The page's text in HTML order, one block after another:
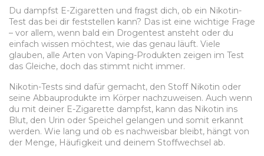
Du dampfst E-Zigaretten und fragst dich, ob ein Nikotin-
Test das bei dir feststellen kann? Das ist eine wichtige Frage
– vor allem, wenn bald ein Drogentest ansteht oder du
einfach wissen möchtest, wie das genau läuft. Viele
glauben, alle Arten von Vaping-Produkten zeigen im Test
das Gleiche, doch das stimmt nicht immer.
Nikotin-Tests sind dafür gemacht, den Stoff Nikotin oder
seine Abbauprodukte im Körper nachzuweisen. Auch wenn
du mit deiner E-Zigarette dampfst, kann das Nikotin ins
Blut, den Urin oder Speichel gelangen und somit erkannt
werden. Wie lang und ob es nachweisbar bleibt, hängt von
der Menge, Häufigkeit und deinem Stoffwechsel ab.